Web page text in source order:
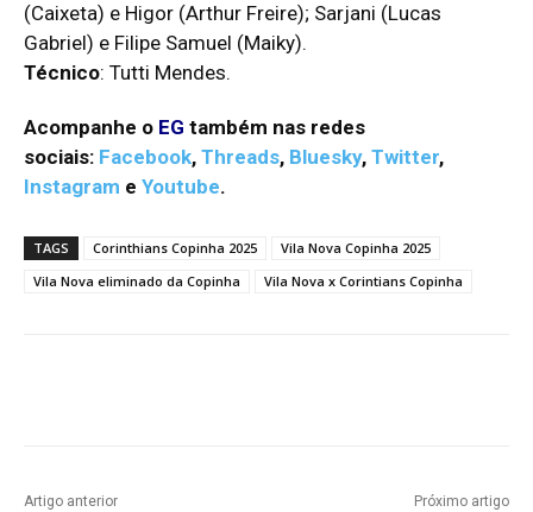
(Caixeta) e Higor (Arthur Freire); Sarjani (Lucas
Gabriel) e Filipe Samuel (Maiky).
Técnico: Tutti Mendes.
Acompanhe o EG também nas redes
sociais: Facebook, Threads, Bluesky, Twitter,
Instagram e Youtube.
TAGS Corinthians Copinha 2025
Vila Nova Copinha 2025
Vila Nova eliminado da Copinha
Vila Nova x Corintians Copinha
Artigo anterior Próximo artigo